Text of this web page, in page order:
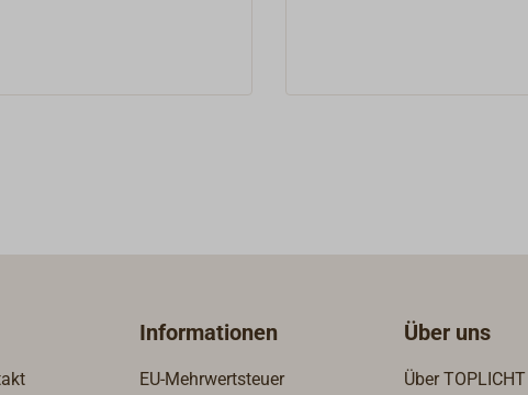
Informationen
EU-Mehrwertsteuer
Über uns
Über TOPLICHT